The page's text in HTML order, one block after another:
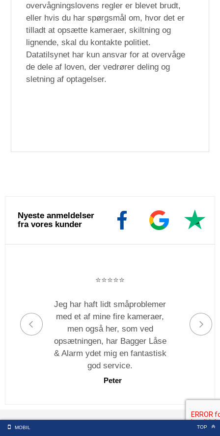
overvågningslovens regler er blevet brudt,
eller hvis du har spørgsmål om, hvor det er
tilladt at opsætte kameraer, skiltning og
lignende, skal du kontakte politiet.
Datatilsynet har kun ansvar for at overvåge
de dele af loven, der vedrører deling og
sletning af optagelser.
Nyeste anmeldelser
fra vores kunder
⭐️⭐️⭐️⭐️⭐️
Jeg har haft lidt småproblemer
med et af mine fire kameraer,
men også her, som ved
opsætningen, har Bagger Låse
& Alarm ydet mig en fantastisk
god service.
Peter
MOBIL TOP